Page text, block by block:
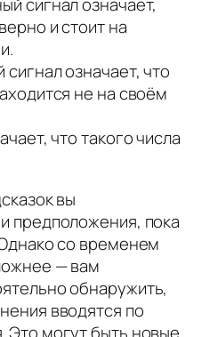
сигнал означает,
и стоит на
означает, что
не на своём
что такого числа
вы
предположения, пока
со временем
— вам
обнаружить,
вводятся по